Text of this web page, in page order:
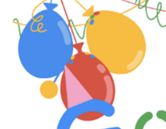
calcio 2026